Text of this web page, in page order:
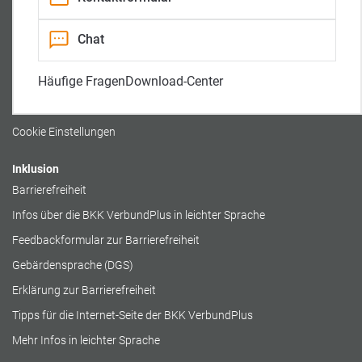
Chat
Häufige FragenDownload-Center
a
r
t
Rechtliches
Datenschutz
Cookie Einstellungen
Inklusion
Barrierefreiheit
Infos über die BKK VerbundPlus in leichter Sprache
Feedbackformular zur Barrierefreiheit
Gebärdensprache (DGS)
Erklärung zur Barrierefreiheit
Tipps für die Internet-Seite der BKK VerbundPlus
Mehr Infos in leichter Sprache